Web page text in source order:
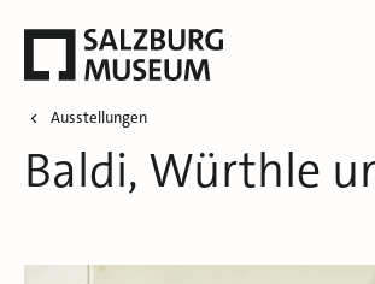
Ausstellungen
Baldi, Würthle